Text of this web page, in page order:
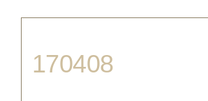
170408